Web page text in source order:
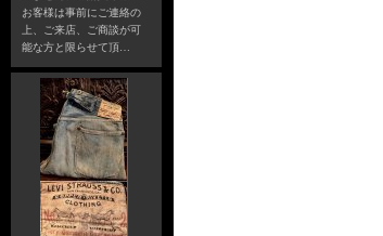
お客様は事前にご連絡の
上、ご来店、ご商談が可
能な方と限らせて頂…